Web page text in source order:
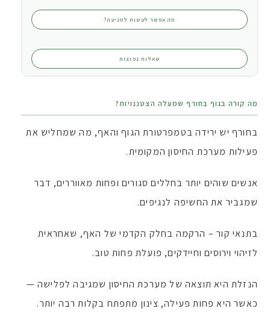
מה אפשר לעשות למניעה?
שאלות נפוצות
מה קורה בגוף בחורף שמעלה הצטננויות?
בחורף יש ירידה בטמפרטורת הגוף והאף, מה שמחליש את
פעילות מערכת החיסון המקומית.
אנשים שוהים יותר בחללים סגורים ופחות מאווררים, דבר
שמגביר את החשיפה לנגיפים.
בתנאי קור – הרקמה בחלק הקדמי של האף, שאחראית
לזיהוי וירוסים וחיידקים, פועלת פחות טוב.
הנזלת היא תוצאה של מערכת החיסון שמגיבה לפלישה —
כאשר היא פחות פעילה, צינון מתפתח בקלות רבה יותר.